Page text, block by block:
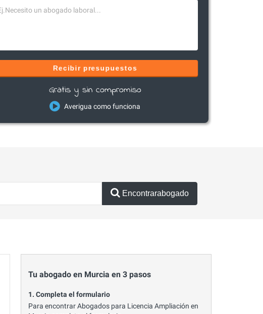
Recibir presupuestos
Gratis y sin compromiso
Averigua como funciona
Encontrarabogado
Tu abogado en Murcia en 3 pasos
1. Completa el formulario
Para encontrar Abogados para Licencia Ampliación en